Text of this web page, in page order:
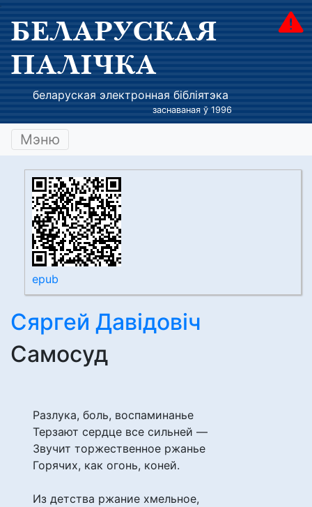
БЕЛАРУСКАЯ
ПАЛІЧКА
беларуская электронная бібліятэка
заснаваная ў 1996
Мэню
epub
Сяргей Давідовіч
Самосуд
Разлука, боль, воспаминанье
Терзают сердце все сильней —
Звучит торжественное ржанье
Горячих, как огонь, коней.
Из детства ржание хмельное,